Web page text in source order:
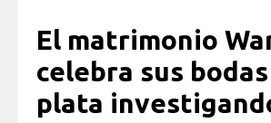
El matrimonio
celebra sus
plata